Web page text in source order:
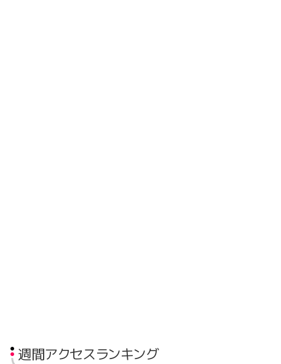
週間アクセスランキング